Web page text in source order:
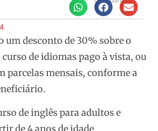
um desconto de 30% sobre o
de idiomas pago à vista, ou
parcelas mensais, conforme a
de inglês para adultos e
de 4 anos de idade.